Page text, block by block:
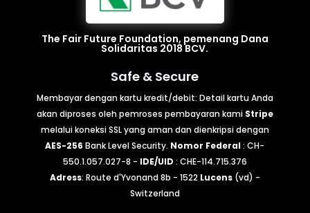
The Fair Future Foundation, pemenang Dana
Solidaritas 2018 BCV.
Safe & Secure
Membayar dengan kartu kredit/debit: Detail kartu Anda
akan diproses oleh pemroses pembayaran kami Stripe
melalui koneksi SSL yang aman dan dienkripsi dengan
AES-256 Bank Level Security. Nomor Federal: CH-
550.1.057.027-8 - IDE/UID : CHE-114.715.376
Adress: Route d'Yvonand 8b - 1522 Lucens(vd) -
Switzerland